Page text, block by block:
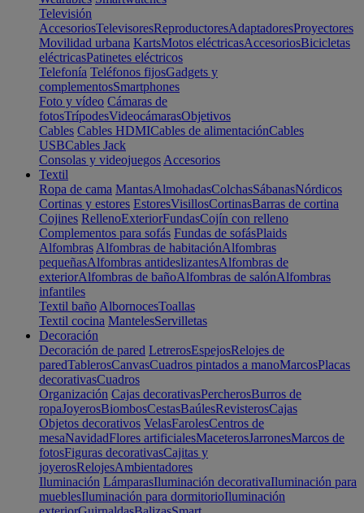
Televisión
AccesoriosTelevisoresReproductoresAdaptadoresProyectores
Movilidad urbana KartsMotos eléctricasAccesoriosBicicletas
eléctricasPatinetes eléctricos
Telefonía Teléfonos fijosGadgets y
complementosSmartphones
Foto y vídeo Cámaras de
fotosTrípodesVideocámarasObjetivos
Cables Cables HDMICables de alimentaciónCables
USBCables Jack
Consolas y videojuegos Accesorios
Textil
Ropa de cama MantasAlmohadasColchasSábanasNórdicos
Cortinas y estores EstoresVisillosCortinasBarras de cortina
Cojines RellenoExteriorFundasCojín con relleno
Complementos para sofás Fundas de sofásPlaids
Alfombras Alfombras de habitaciónAlfombras
pequeñasAlfombras antideslizantesAlfombras de
exteriorAlfombras de bañoAlfombras de salónAlfombras
infantiles
Textil baño AlbornocesToallas
Textil cocina MantelesServilletas
Decoración
Decoración de pared LetrerosEspejosRelojes de
paredTablerosCanvasCuadros pintados a manoMarcosPlacas
decorativasCuadros
Organización Cajas decorativasPercherosBurros de
ropaJoyerosBiombosCestasBaúlesRevisterosCajas
Objetos decorativos VelasFarolesCentros de
mesaNavidadFlores artificialesMaceterosJarronesMarcos de
fotosFiguras decorativasCajitas y
joyerosRelojesAmbientadores
Iluminación LámparasIluminación decorativaIluminación para
mueblesIluminación para dormitorioIluminación